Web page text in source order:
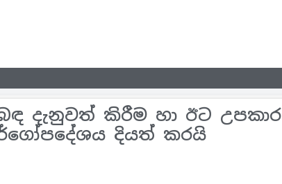
දැනුවත් කිරීම හා ඊට උපකාර
දියත් කරයි